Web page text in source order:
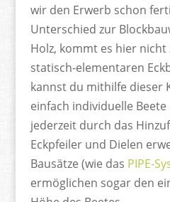
wir den Erwerb schon
Unterschied zur
Holz, kommt es hier
statisch-elementaren
kannst du mithilfe dieser
einfach individuelle
jederzeit durch das
Eckpfeiler und Dielen
Bausätze (wie das PIPE-
ermöglichen sogar den